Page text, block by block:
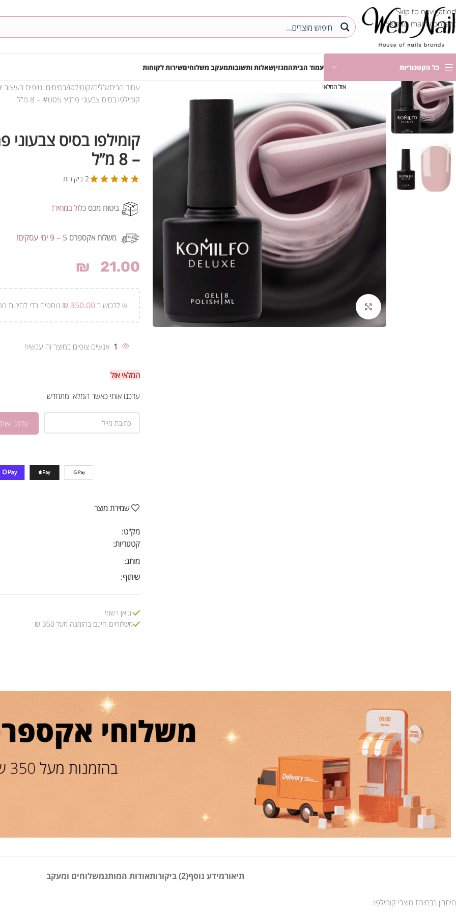
Skip to navigation
Skip to main content
כל הקטגוריות עמוד הביתהמגזיןשאלות ותשובותמעקב משלוחיםשירות לקוחות
אזל המלאי עמוד הבית ג’לים קומילפו בסיסים וטופים בעיצוב
קומילפו בסיס צבעוני פרנץ׳ #005 – 8 מ”ל
– 8 מ”ל
2 ביקורות
ביטוח מכס כלול במחיר!
משלוח אקספרס 5 – 9 ימי עסקים!
₪ 21.00
יש לרכוש ב ₪ 350.00 נוספים כדי להינות
1 אנשים צופים במוצר זה עכשיו!
המלאי אזל
עדכנו אותי כאשר המלאי מתחדש
שמירת מוצר
מק"ט:
קטגוריות:
מותג:
שיתוף:
יבואן רשמי
משלוחים חינם בהזמנה מעל 350 ₪
תיאורמידע נוסף(2) ביקורות אודות המותגמשלוחים ומעקב
היתרון בבחירת מוצרי קומילפו: